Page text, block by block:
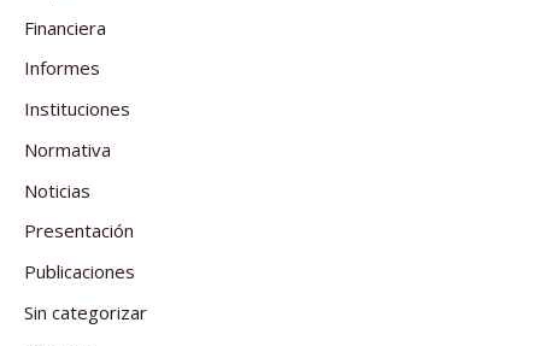
Financiera
Informes
Instituciones
Normativa
Noticias
Presentación
Publicaciones
Sin categorizar